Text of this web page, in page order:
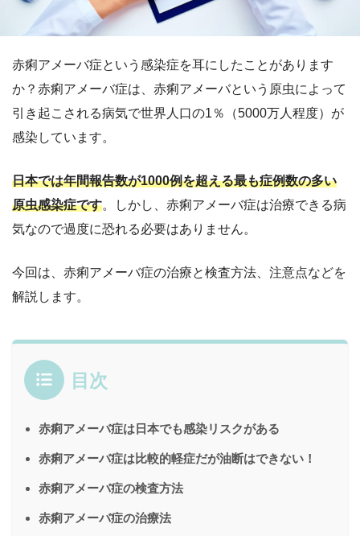
赤痢アメーバ症という感染症を耳にしたことがあります
か？赤痢アメーバ症は、赤痢アメーバという原虫によって
引き起こされる病気で世界人口の1％（5000万人程度）が
感染しています。
日本では年間報告数が1000例を超える最も症例数の多い
原虫感染症です。しかし、赤痢アメーバ症は治療できる病
気なので過度に恐れる必要はありません。
今回は、赤痢アメーバ症の治療と検査方法、注意点などを
解説します。
目次
赤痢アメーバ症は日本でも感染リスクがある
赤痢アメーバ症は比較的軽症だが油断はできない！
赤痢アメーバ症の検査方法
赤痢アメーバ症の治療法